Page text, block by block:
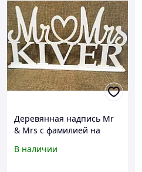
Деревянная надпись Mr
& Mrs с фамилией на
свадебный декор из
В наличии